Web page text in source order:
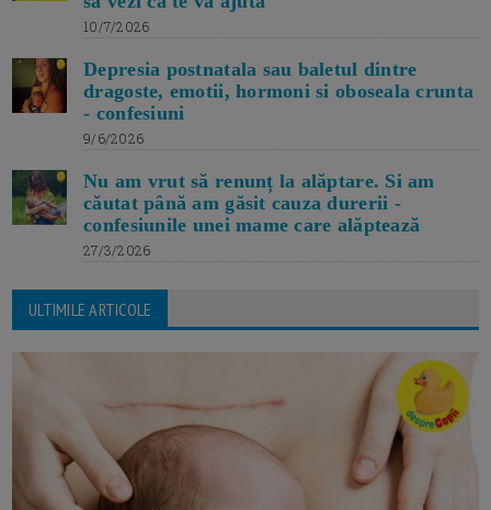
10/7/2026
Depresia postnatala sau baletul dintre
dragoste, emotii, hormoni si oboseala crunta
- confesiuni
9/6/2026
Nu am vrut să renunț la alăptare. Si am
căutat până am găsit cauza durerii -
confesiunile unei mame care alăptează
27/3/2026
ULTIMILE ARTICOLE